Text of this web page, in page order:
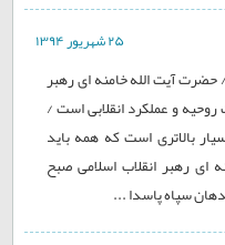
۲۵ شهريور ۱۳۹۴
آیت الله خامنه ای رهبر
و عملکرد انقلابی است /
بالاتری است که همه باید
ای رهبر انقلاب اسلامی صبح
سپاه پاسدا ...